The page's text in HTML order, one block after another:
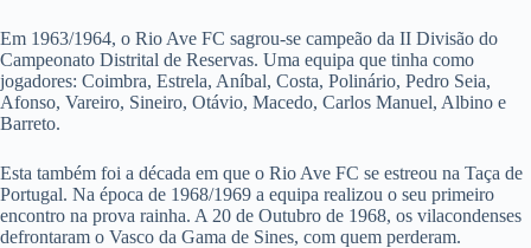
Em 1963/1964, o Rio Ave FC sagrou-se campeão da II Divisão do
Campeonato Distrital de Reservas. Uma equipa que tinha como
jogadores: Coimbra, Estrela, Aníbal, Costa, Polinário, Pedro Seia,
Afonso, Vareiro, Sineiro, Otávio, Macedo, Carlos Manuel, Albino e
Barreto.
Esta também foi a década em que o Rio Ave FC se estreou na Taça de
Portugal. Na época de 1968/1969 a equipa realizou o seu primeiro
encontro na prova rainha. A 20 de Outubro de 1968, os vilacondenses
defrontaram o Vasco da Gama de Sines, com quem perderam.